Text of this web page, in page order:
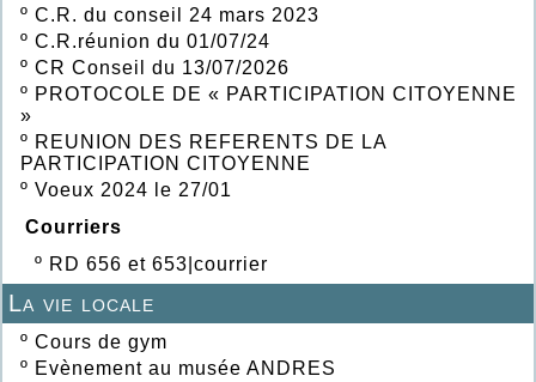
º C.R. du conseil 24 mars 2023
º C.R.réunion du 01/07/24
º CR Conseil du 13/07/2026
º PROTOCOLE DE « PARTICIPATION CITOYENNE
»
º REUNION DES REFERENTS DE LA
PARTICIPATION CITOYENNE
º Voeux 2024 le 27/01
Courriers
º RD 656 et 653|courrier
La vie locale
º Cours de gym
º Evènement au musée ANDRES